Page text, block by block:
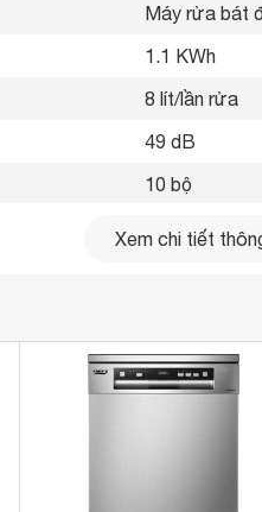
Máy rửa bát
1.1 KWh
8 lít/lần rửa
49 dB
10 bộ
Cảm ứng
1-24 giờ
Xem chi tiết